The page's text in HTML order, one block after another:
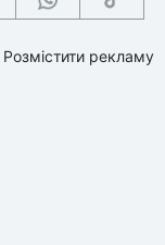
Розмістити рекламу